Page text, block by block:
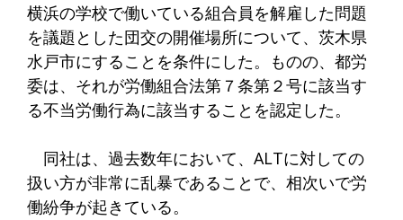
横浜の学校で働いている組合員を解雇した問題
を議題とした団交の開催場所について、茨木県
水戸市にすることを条件にした。ものの、都労
委は、それが労働組合法第７条第２号に該当す
る不当労働行為に該当することを認定した。
同社は、過去数年において、ALTに対しての
扱い方が非常に乱暴であることで、相次いで労
働紛争が起きている。